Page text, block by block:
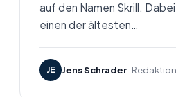
auf den Namen Skrill.
einen der ältesten…
JE Jens Schrader· Redaktion